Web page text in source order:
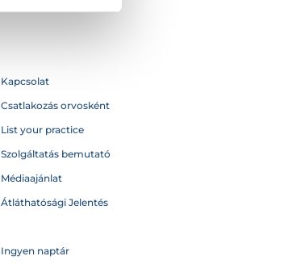
Kapcsolat
Csatlakozás orvosként
List your practice
Szolgáltatás bemutató
Médiaajánlat
Átláthatósági Jelentés
Ingyen naptár